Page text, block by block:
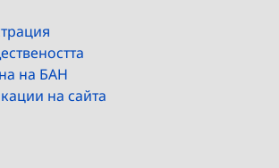
на БАН
на сайта